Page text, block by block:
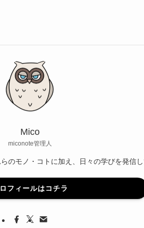
Mico
miconote管理人
のモノ・コトに加え、日々の学びを発信し
フィールはコチラ